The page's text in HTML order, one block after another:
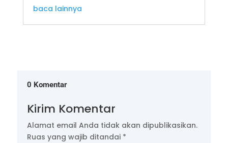
baca lainnya
0 Komentar
Kirim Komentar
Alamat email Anda tidak akan dipublikasikan.
Ruas yang wajib ditandai *